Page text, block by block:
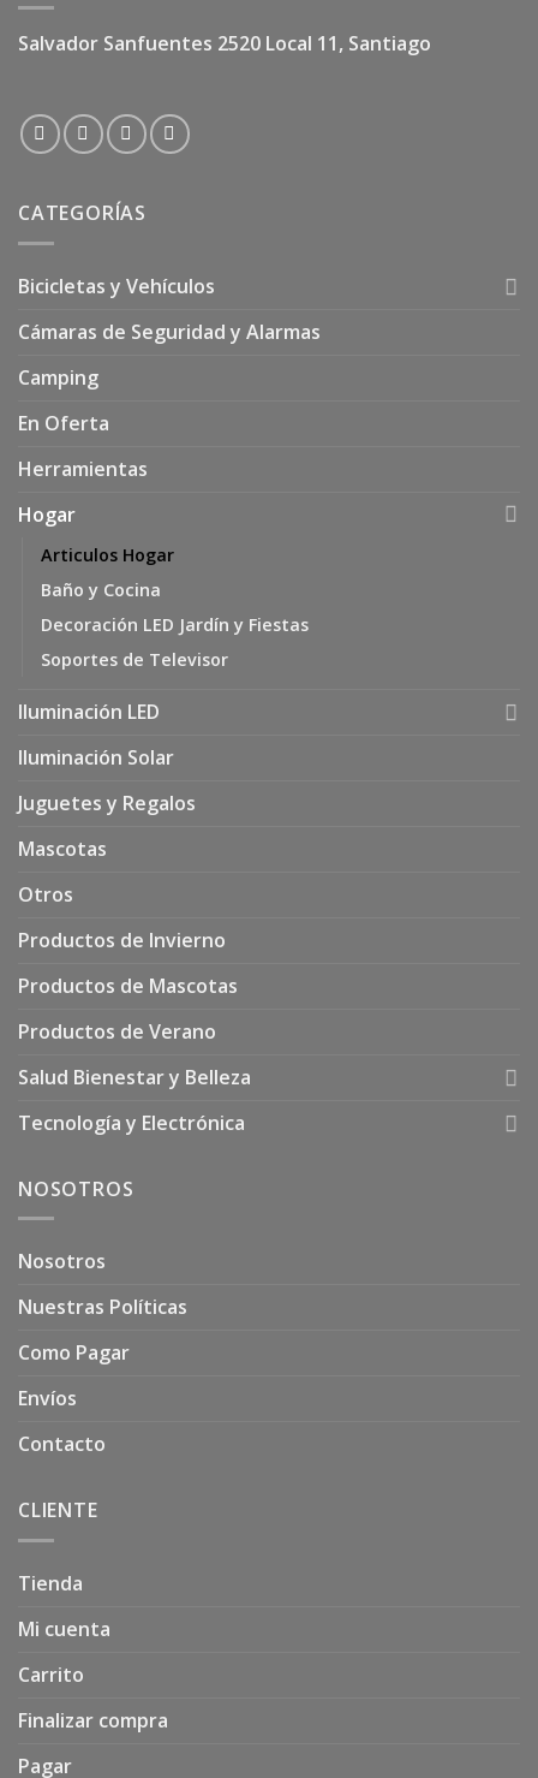
Salvador Sanfuentes 2520 Local 11, Santiago
CATEGORÍAS
Bicicletas y Vehículos
Cámaras de Seguridad y Alarmas
Camping
En Oferta
Herramientas
Hogar
Articulos Hogar
Baño y Cocina
Decoración LED Jardín y Fiestas
Soportes de Televisor
Iluminación LED
Iluminación Solar
Juguetes y Regalos
Mascotas
Otros
Productos de Invierno
Productos de Mascotas
Productos de Verano
Salud Bienestar y Belleza
Tecnología y Electrónica
NOSOTROS
Nosotros
Nuestras Políticas
Como Pagar
Envíos
Contacto
CLIENTE
Tienda
Mi cuenta
Carrito
Finalizar compra
Pagar